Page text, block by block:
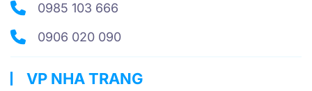
0985 103 666
0906 020 090
VP NHA TRANG